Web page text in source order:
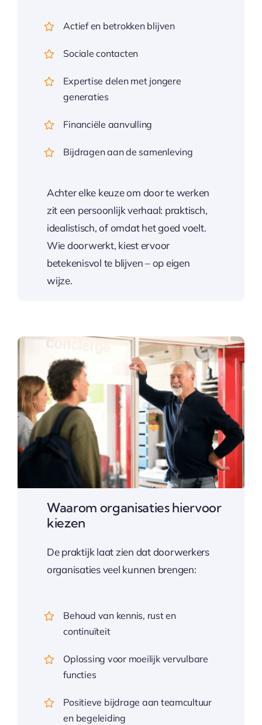
Actief en betrokken blijven
Sociale contacten
Expertise delen met jongere
generaties
Financiële aanvulling
Bijdragen aan de samenleving
Achter elke keuze om door te werken
zit een persoonlijk verhaal: praktisch,
idealistisch, of omdat het goed voelt.
Wie doorwerkt, kiest ervoor
betekenisvol te blijven – op eigen
wijze.
Waarom organisaties hiervoor
kiezen
De praktijk laat zien dat doorwerkers
organisaties veel kunnen brengen:
Behoud van kennis, rust en
continuïteit
Oplossing voor moeilijk vervulbare
functies
Positieve bijdrage aan teamcultuur
en begeleiding